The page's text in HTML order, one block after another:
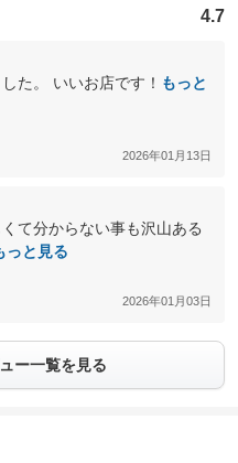
4.7
た。 いいお店です！ もっと
2026年01月13日
て分からない事も沢山ある
っと見る
2026年01月03日
ー一覧を見る